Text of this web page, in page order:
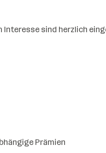
sind herzlich
Prämien